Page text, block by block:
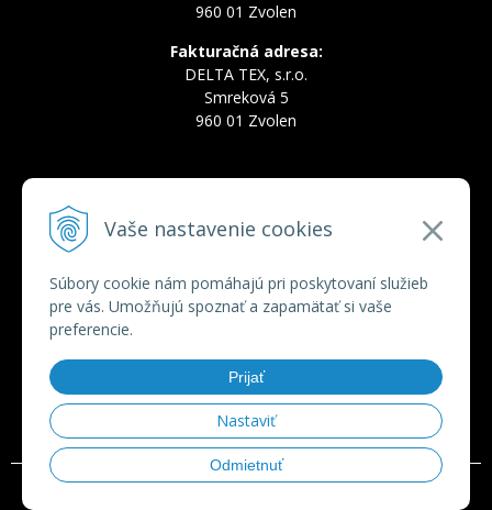
Vaše nastavenie cookies
Súbory cookie nám pomáhajú pri poskytovaní služieb
pre vás. Umožňujú spoznať a zapamätať si vaše
preferencie.
Prijať
Nastaviť
Odmietnuť
960 01 Zvolen
Fakturačná adresa:
DELTA TEX, s.r.o.
Smreková 5
960 01 Zvolen
Tel.:+421 910 228 822
E-mail: deltatex@deltatex.sk
VŠETKO O NÁKUPE
Obchodné podmienky
Ochrana osobných údajov
© 2026 deltatex.sk •tvorba eshopu cez UNIobchod,webhostingspoločnosti